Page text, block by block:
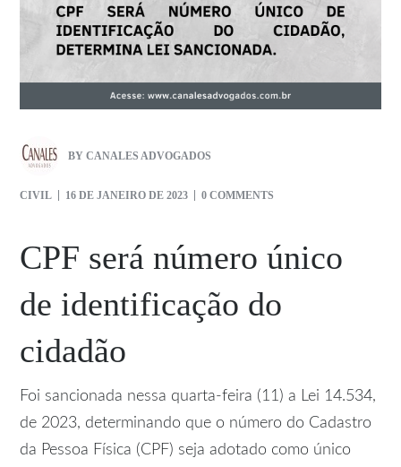
BYCANALES ADVOGADOS
CIVIL 16 DE JANEIRO DE 2023 0 COMMENTS
CPF será número único
de identificação do
cidadão
Foi sancionada nessa quarta-feira (11) a Lei 14.534,
de 2023, determinando que o número do Cadastro
da Pessoa Física (CPF) seja adotado como único